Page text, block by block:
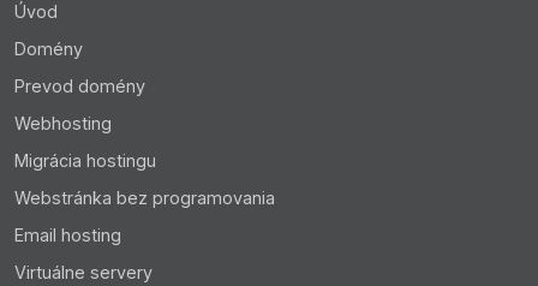
Úvod
Domény
Prevod domény
Webhosting
Migrácia hostingu
Webstránka bez programovania
Email hosting
Virtuálne servery